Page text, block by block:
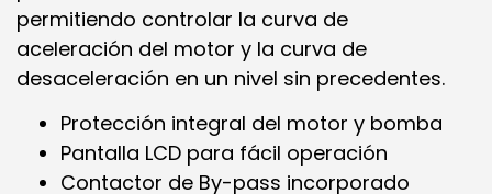
permitiendo controlar la curva de
aceleración del motor y la curva de
desaceleración en un nivel sin precedentes.
Protección integral del motor y bomba
Pantalla LCD para fácil operación
Contactor de By-pass incorporado